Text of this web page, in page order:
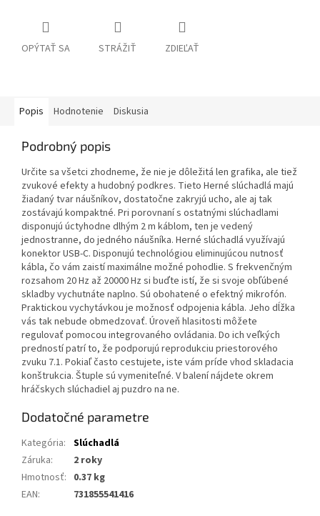
OPÝTAŤ SA STRÁŽIŤ ZDIEĽAŤ
Popis Hodnotenie Diskusia
Podrobný popis
Určite sa všetci zhodneme, že nie je dôležitá len grafika, ale tiež
zvukové efekty a hudobný podkres. Tieto Herné slúchadlá majú
žiadaný tvar náušníkov, dostatočne zakryjú ucho, ale aj tak
zostávajú kompaktné. Pri porovnaní s ostatnými slúchadlami
disponujú úctyhodne dlhým 2 m káblom, ten je vedený
jednostranne, do jedného náušníka. Herné slúchadlá využívajú
konektor USB-C. Disponujú technológiou eliminujúcou nutnosť
kábla, čo vám zaistí maximálne možné pohodlie. S frekvenčným
rozsahom 20 Hz až 20000 Hz si buďte istí, že si svoje obľúbené
skladby vychutnáte naplno. Sú obohatené o efektný mikrofón.
Praktickou vychytávkou je možnosť odpojenia kábla. Jeho dĺžka
vás tak nebude obmedzovať. Úroveň hlasitosti môžete
regulovať pomocou integrovaného ovládania. Do ich veľkých
predností patrí to, že podporujú reprodukciu priestorového
zvuku 7.1. Pokiaľ často cestujete, iste vám príde vhod skladacia
konštrukcia. Štuple sú vymeniteľné. V balení nájdete okrem
hráčskych slúchadiel aj puzdro na ne.
Dodatočné parametre
Kategória: Slúchadlá
Záruka:
2 roky
Hmotnosť: 0.37 kg
EAN: 731855541416